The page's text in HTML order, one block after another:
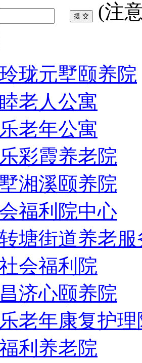
(注
珑元墅颐养院
老人公寓
老年公寓
彩霞养老院
湘溪颐养院
福利院中心
塘街道养老
会福利院
济心颐养院
老年康复护
利养老院